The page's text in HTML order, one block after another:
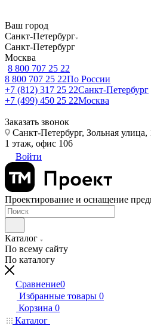
Ваш город
Санкт-Петербург
Санкт-Петербург
Москва
8 800 707 25 22
8 800 707 25 22По России
+7 (812) 317 25 22Санкт-Петербург
+7 (499) 450 25 22Москва
Заказать звонок
Санкт-Петербург, Зольная
1 этаж, офис 106
Войти
Проектирование и оснащение
Каталог
По всему сайту
По каталогу
Сравнение0
Избранные товары 0
Корзина 0
Каталог